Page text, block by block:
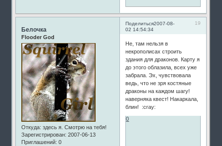
Поделиться 19
2007-08-
02 14:54:34
Белочка
Flooder God
Откуда: здесь я. Смотрю на тебя!
Зарегистрирован: 2007-06-13
Приглашений: 0
Не, там нельзя в
некрополисах строить
здания для драконов. Карту я
до этого облазила, всех уже
забрала. Эх, чувствовала
ведь, что не зря костяные
драконы на каждом шагу!
наверняка квест! Накаркала,
блин! :cray:
0